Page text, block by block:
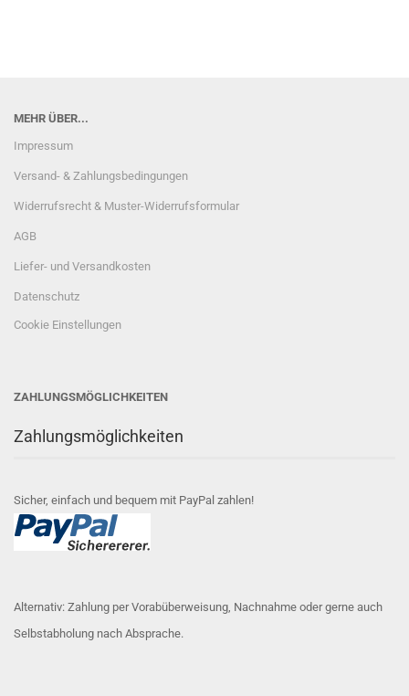
MEHR ÜBER...
Impressum
Versand- & Zahlungsbedingungen
Widerrufsrecht & Muster-Widerrufsformular
AGB
Liefer- und Versandkosten
Datenschutz
Cookie Einstellungen
ZAHLUNGSMÖGLICHKEITEN
Zahlungsmöglichkeiten
Sicher, einfach und bequem mit PayPal zahlen!
Alternativ: Zahlung per Vorabüberweisung, Nachnahme oder gerne auch
Selbstabholung nach Absprache.